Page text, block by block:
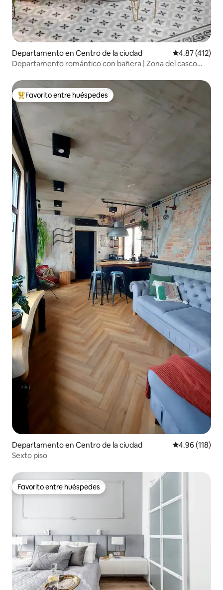
Departamento en Centro de la ciudad Calificación
4.87 (412)
Departamento romántico con bañera | Zona del casco
De los mejores en Favorito entre huéspedes
Favorito entre huéspedes
Departamento en Centro de la ciudad Calificación
4.96 (118)
Sexto piso
Favorito entre huéspedes
Favorito entre huéspedes